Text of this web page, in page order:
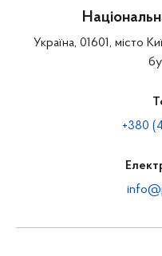
Україна, 01601, місто
+380